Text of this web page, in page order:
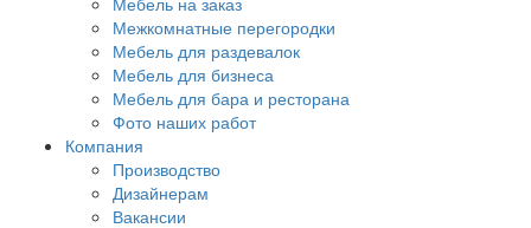
Межкомнатные перегородки
Мебель для раздевалок
Мебель для бизнеса
Мебель для бара и ресторана
Фото наших работ
Компания
Производство
Дизайнерам
Вакансии